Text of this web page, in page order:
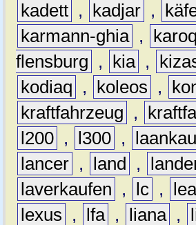
kadett , kadjar ,
karmann-ghia , karoq
flensburg
, kia ,
kodiaq
, koleos ,
kraftfahrzeug
,
l200 , l300 ,
lancer , land ,
laverkaufen
, lc ,
lexus
, lfa , liana ,